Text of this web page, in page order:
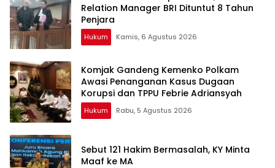
Relation Manager BRI Dituntut 8 Tahun
Penjara
Hukum Kamis, 6 Agustus 2026
Komjak Gandeng Kemenko Polkam
Awasi Penanganan Kasus Dugaan
Korupsi dan TPPU Febrie Adriansyah
Hukum Rabu, 5 Agustus 2026
Sebut 121 Hakim Bermasalah, KY Minta
Maaf ke MA